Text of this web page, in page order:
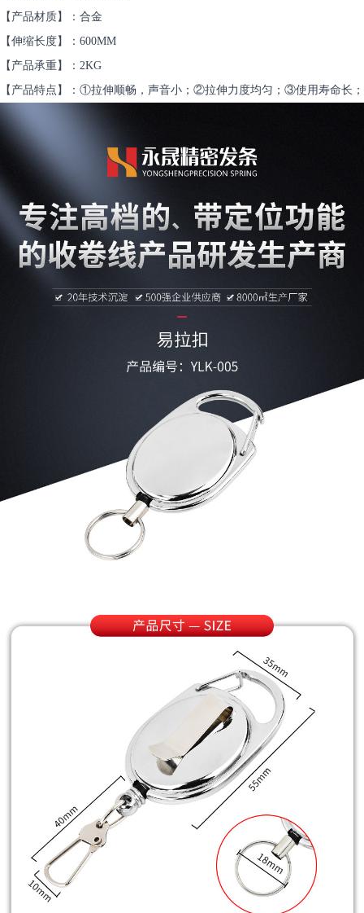
【产品材质】：合金
【伸缩长度】：600MM
【产品承重】：2KG
【产品特点】：①拉伸顺畅，声音小；②拉伸力度均匀；③使用寿命长；